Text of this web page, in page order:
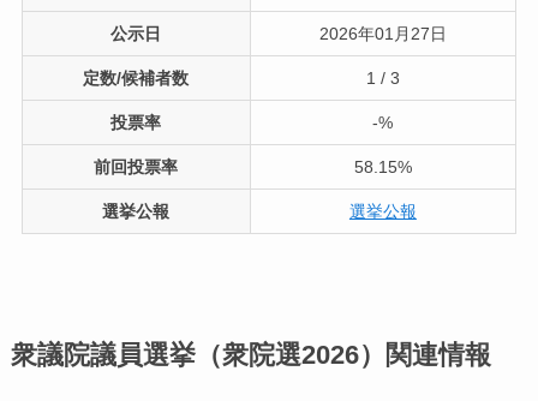
公示日 2026年01月27日
定数/候補者数 1 / 3
投票率 -%
前回投票率 58.15%
選挙公報 選挙公報
衆議院議員選挙（衆院選2026） 関連情報